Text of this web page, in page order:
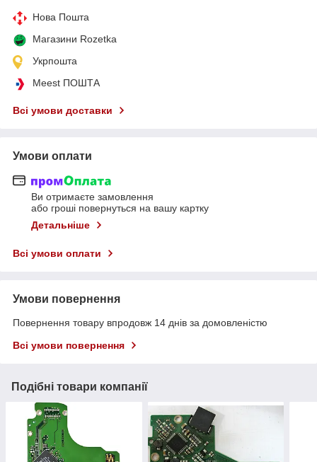
Нова Пошта
Магазини Rozetka
Укрпошта
Meest ПОШТА
Всі умови доставки
Умови оплати
Ви отримаєте замовлення
або гроші повернуться на вашу картку
Детальніше
Всі умови оплати
Умови повернення
Повернення товару впродовж 14 днів за домовленістю
Всі умови повернення
Подібні товари компанії